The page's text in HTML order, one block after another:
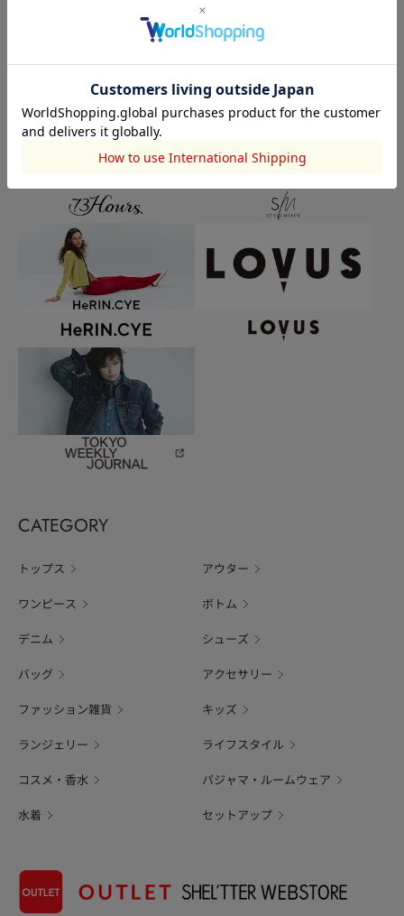
CATEGORY
トップス アウター
ワンピース ボトム
デニム シューズ
バッグ アクセサリー
ファッション雑貨 キッズ
ランジェリー ライフスタイル
コスメ・香水 パジャマ・ルームウェア
水着 セットアップ